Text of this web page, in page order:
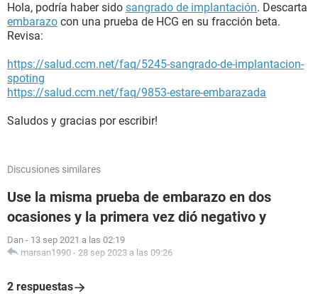
Hola, podría haber sido sangrado de implantación. Descarta
embarazo con una prueba de HCG en su fracción beta.
Revisa:
https://salud.ccm.net/faq/5245-sangrado-de-implantacion-
spoting
https://salud.ccm.net/faq/9853-estare-embarazada
Saludos y gracias por escribir!
Discusiones similares
Use la misma prueba de embarazo en dos
ocasiones y la primera vez dió negativo y
Dan - 13 sep 2021 a las 02:19
marsan1990 - 28 sep 2023 a las 09:26
2 respuestas